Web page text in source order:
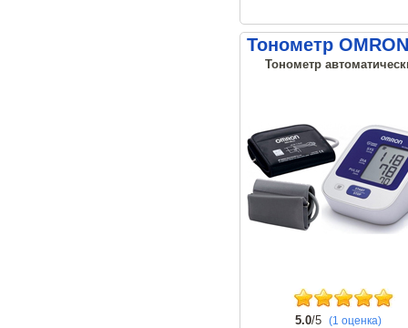
Тонометр
Тонометр
5.0/5 (1 оценка)